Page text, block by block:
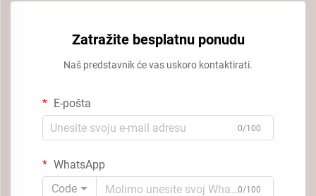
Zatražite besplatnu ponudu
Naš predstavnik će vas uskoro kontaktirati.
E-pošta
0/100
WhatsApp
Code
0/100